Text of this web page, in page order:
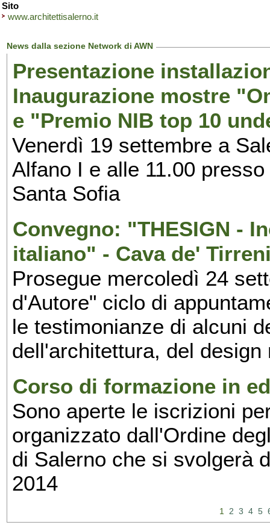
Sito
www.architettisalerno.it
News dalla sezione Network di AWN
Presentazione
Inaugurazione mostre
e "Premio NIB top 10
Venerdì 19 settembre a
Alfano I e alle 11.00
Santa Sofia
Convegno: "THESIGN -
italiano" - Cava de'
Prosegue mercoledì 24
d'Autore" ciclo di
le testimonianze di alcuni
dell'architettura, del
Corso di formazione in
Sono aperte le iscrizioni
organizzato dall'Ordine
di Salerno che si svolgerà
2014
1 2 3 4 5